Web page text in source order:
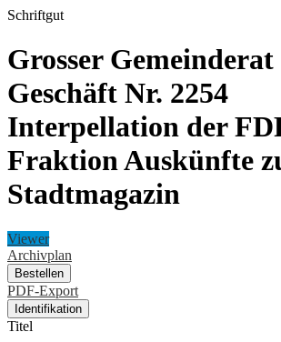
Schriftgut
Grosser
Geschäft Nr. 2254
Interpellation der
Fraktion Auskünfte
Stadtmagazin
Viewer
Archivplan
Bestellen
PDF-Export
Identifikation
Titel